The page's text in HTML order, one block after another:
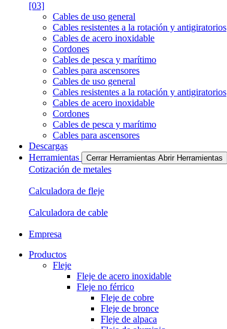
[03]
Cables de uso general
Cables resistentes a la rotación y antigiratorios
Cables de acero inoxidable
Cordones
Cables de pesca y marítimo
Cables para ascensores
Cables de uso general
Cables resistentes a la rotación y antigiratorios
Cables de acero inoxidable
Cordones
Cables de pesca y marítimo
Cables para ascensores
Descargas
Herramientas
Cerrar Herramientas Abrir Herramientas
Cotización de metales
Calculadora de fleje
Calculadora de cable
Empresa
Productos
Fleje
Fleje de acero inoxidable
Fleje no férrico
Fleje de cobre
Fleje de bronce
Fleje de alpaca